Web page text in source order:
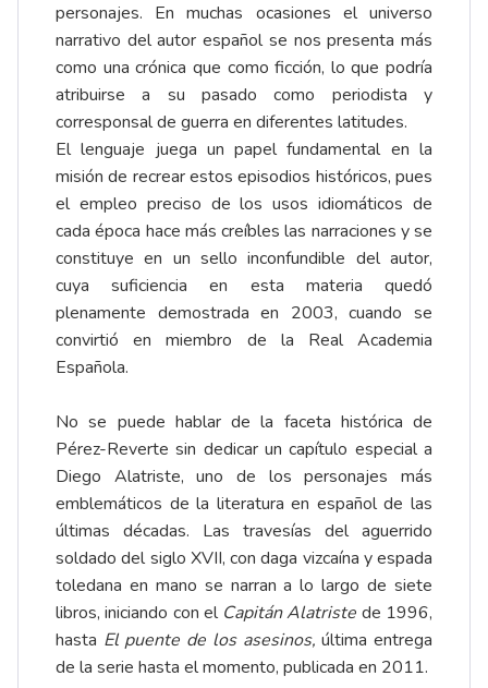
personajes. En muchas ocasiones el universo
narrativo del autor español se nos presenta más
como una crónica que como ficción, lo que podría
atribuirse a su pasado como periodista y
corresponsal de guerra en diferentes latitudes.
El lenguaje juega un papel fundamental en la
misión de recrear estos episodios históricos, pues
el empleo preciso de los usos idiomáticos de
cada época hace más creíbles las narraciones y se
constituye en un sello inconfundible del autor,
cuya suficiencia en esta materia quedó
plenamente demostrada en 2003, cuando se
convirtió en miembro de la Real Academia
Española.
No se puede hablar de la faceta histórica de
Pérez-Reverte sin dedicar un capítulo especial a
Diego Alatriste, uno de los personajes más
emblemáticos de la literatura en español de las
últimas décadas. Las travesías del aguerrido
soldado del siglo XVII, con daga vizcaína y espada
toledana en mano se narran a lo largo de siete
libros, iniciando con el Capitán Alatriste de 1996,
hasta El puente de los asesinos,última entrega
de la serie hasta el momento, publicada en 2011.